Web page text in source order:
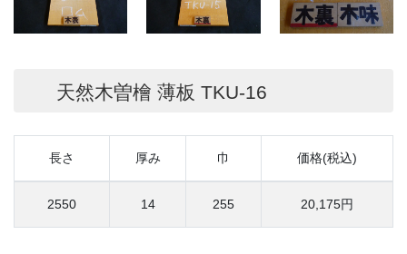
天然木曽檜 薄板 TKU-16
長さ 厚み 巾 価格(税込)
2550 14 255 20,175円